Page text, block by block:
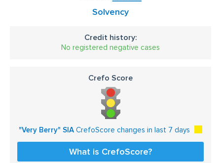
Solvency
Credit history:
No registered negative cases
Crefo Score
"Very Berry" SIA CrefoScore changes in last 7 days
What is CrefoScore?